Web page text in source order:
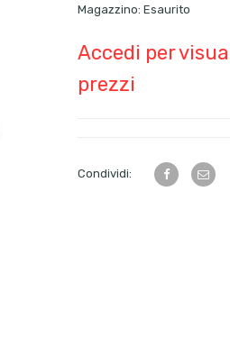
Magazzino: Esaurito
Accedi per
prezzi
Condividi: